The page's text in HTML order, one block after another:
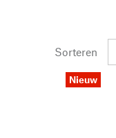
Sorteren
Nieuw